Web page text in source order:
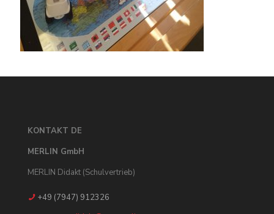
KONTAKT DE
MERLIN GmbH
MERLIN Didakt (Schulvertrieb)
+49 (7947) 912326